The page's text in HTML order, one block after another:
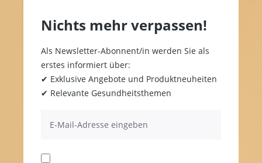
Nichts mehr verpassen!
Als Newsletter-Abonnent/in werden Sie als
erstes informiert über:
✔ Exklusive Angebote und Produktneuheiten
✔ Relevante Gesundheitsthemen